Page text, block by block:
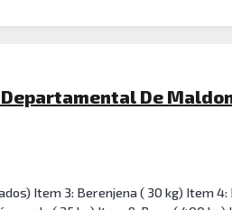
De
Item 3: Berenjena ( 30 kg) Item